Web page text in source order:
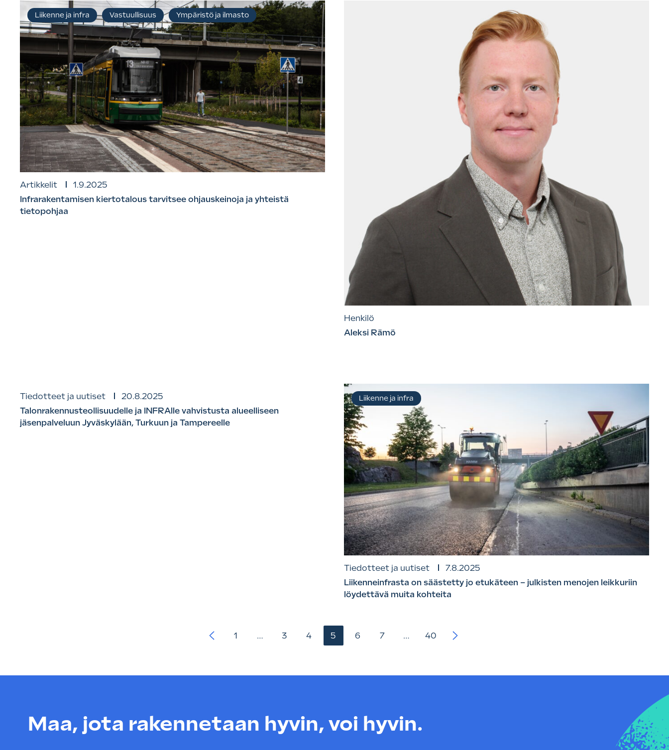
Artikkelit
1.9.2025
Infrarakentamisen kiertotalous tarvitsee ohjauskeinoja ja yhteistä
tietopohjaa
Liikenne ja infra Vastuullisuus Ympäristö ja ilmasto
Henkilö
Aleksi Rämö
Tiedotteet ja uutiset
20.8.2025
Talonrakennusteollisuudelle ja INFRAlle vahvistusta alueelliseen
jäsenpalveluun Jyväskylään, Turkuun ja Tampereelle
Tiedotteet ja uutiset
7.8.2025
Liikenneinfrasta on säästetty jo etukäteen – julkisten menojen leikkuriin
löydettävä muita kohteita
Liikenne ja infra
1 … 3 4 5 6 7 … 40
Maa, jota rakennetaan hyvin, voi hyvin.